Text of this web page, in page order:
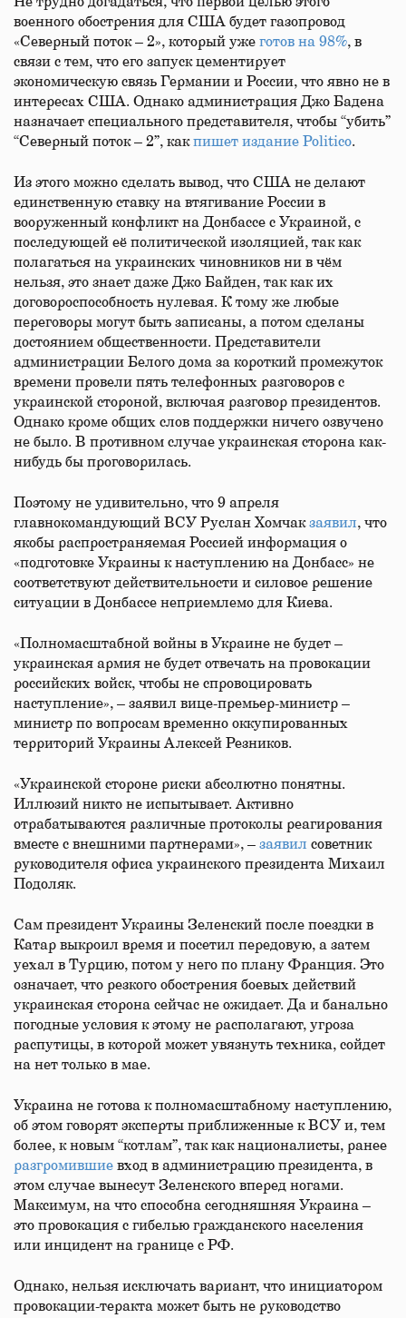
военного обострения для США будет газопровод
«Северный поток – 2», который уже готов на 98%, в
связи с тем, что его запуск цементирует
экономическую связь Германии и России, что явно не в
интересах США. Однако администрация Джо Бадена
назначает специального представителя, чтобы “убить”
“Северный поток – 2”, какпишет издание Politico.
Из этого можно сделать вывод, что США не делают
единственную ставку на втягивание России в
вооруженный конфликт на Донбассе с Украиной, с
последующей её политической изоляцией, так как
полагаться на украинских чиновников ни в чём
нельзя, это знает даже Джо Байден, так как их
договороспособность нулевая. К тому же любые
переговоры могут быть записаны, а потом сделаны
достоянием общественности. Представители
администрации Белого дома за короткий промежуток
времени провели пять телефонных разговоров с
украинской стороной, включая разговор президентов.
Однако кроме общих слов поддержки ничего озвучено
не было. В противном случае украинская сторона как-
нибудь бы проговорилась.
Поэтому не удивительно, что 9 апреля
главнокомандующий ВСУ Руслан Хомчакзаявил, что
якобы распространяемая Россией информация о
«подготовке Украины к наступлению на Донбасс» не
соответствуют действительности и силовое решение
ситуации в Донбассе неприемлемо для Киева.
«Полномасштабной войны в Украине не будет –
украинская армия не будет отвечать на провокации
российских войск, чтобы не спровоцировать
наступление», – заявил вице-​премьер-министр –
министр по вопросам временно оккупированных
территорий Украины Алексей Резников.
«Украинской стороне риски абсолютно понятны.
Иллюзий никто не испытывает. Активно
отрабатываются различные протоколы реагирования
вместе с внешними партнерами», – заявил советник
руководителя офиса украинского президента Михаил
Подоляк.
Сам президент Украины Зеленский после поездки в
Катар выкроил время и посетил передовую, а затем
уехал в Турцию, потом у него по плану Франция. Это
означает, что резкого обострения боевых действий
украинская сторона сейчас не ожидает. Да и банально
погодные условия к этому не располагают, угроза
распутицы, в которой может увязнуть техника, сойдет
на нет только в мае.
Украина не готова к полномасштабному наступлению,
об этом говорят эксперты приближенные к ВСУ и, тем
более, к новым “котлам”, так как националисты, ранее
разгромившие вход в администрацию президента, в
этом случае вынесут Зеленского вперед ногами.
Максимум, на что способна сегодняшняя Украина –
это провокация с гибелью гражданского населения
или инцидент на границе с РФ.
Однако, нельзя исключать вариант, что инициатором
провокации-​теракта может быть не руководство